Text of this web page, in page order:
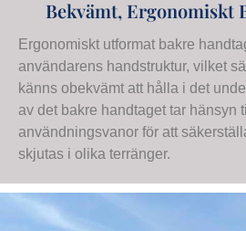
Bekvämt, Ergonomiskt
Ergonomiskt utformat bakre
användarens handstruktur, vilket
känns obekvämt att hålla i det
av det bakre handtaget tar hänsyn
användningsvanor för att
skjutas i olika terränger.